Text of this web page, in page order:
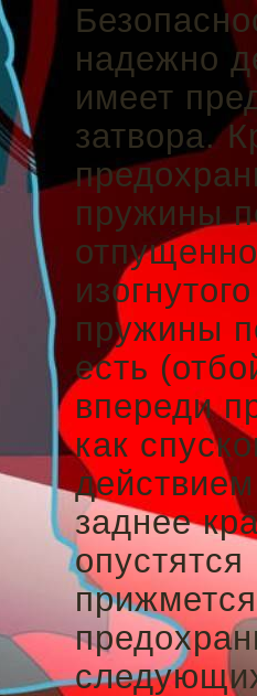
надежно
имеет
затвора.
пружины
пружины
есть
впереди
как
заднее